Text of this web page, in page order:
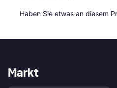
Haben Sie etwas an diesem
Markt